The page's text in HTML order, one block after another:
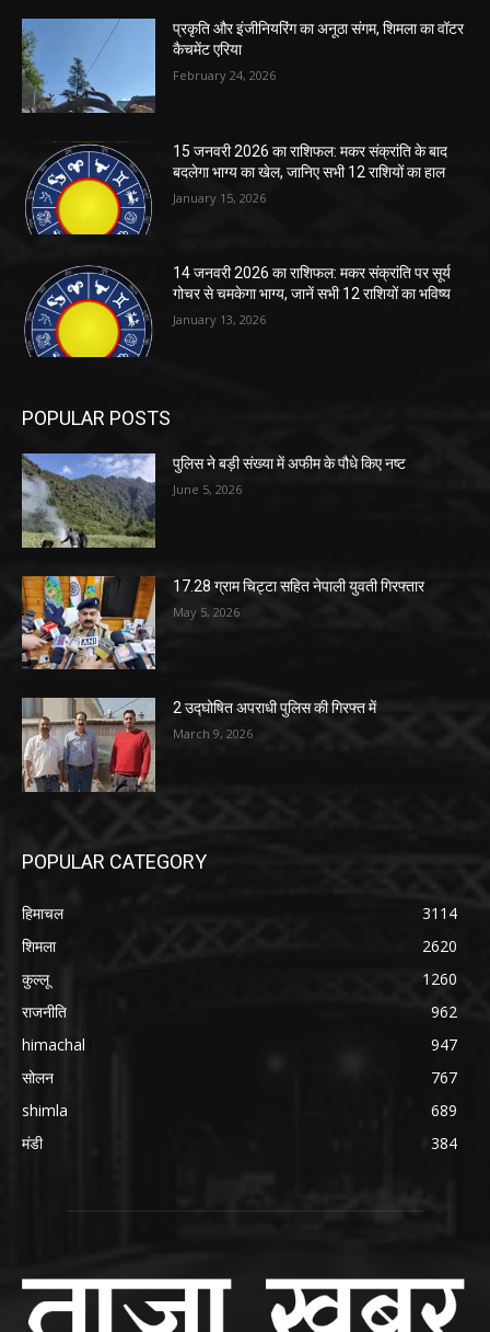
प्रकृति और इंजीनियरिंग का अनूठा संगम, शिमला का वॉटर
कैचमेंट एरिया
February 24, 2026
15 जनवरी 2026 का राशिफल: मकर संक्रांति के बाद
बदलेगा भाग्य का खेल, जानिए सभी 12 राशियों का हाल
January 15, 2026
14 जनवरी 2026 का राशिफल: मकर संक्रांति पर सूर्य
गोचर से चमकेगा भाग्य, जानें सभी 12 राशियों का भविष्य
January 13, 2026
POPULAR POSTS
पुलिस ने बड़ी संख्या में अफीम के पौधे किए नष्ट
June 5, 2026
17.28 ग्राम चिट्टा सहित नेपाली युवती गिरफ्तार
May 5, 2026
2 उद्घोषित अपराधी पुलिस की गिरफ्त में
March 9, 2026
POPULAR CATEGORY
हिमाचल
3114
शिमला
2620
कुल्लू
1260
राजनीति
962
himachal
947
सोलन
767
shimla
689
मंडी
384